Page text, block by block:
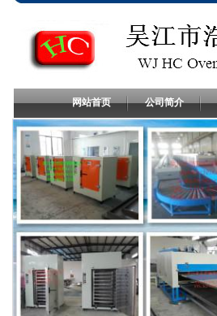
网站首页 公司简介